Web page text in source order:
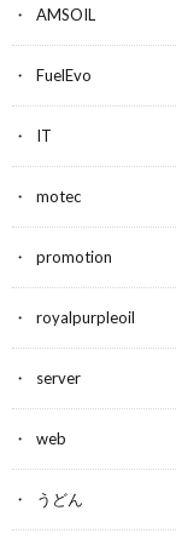
AMSOIL
FuelEvo
IT
motec
promotion
royalpurpleoil
server
web
うどん